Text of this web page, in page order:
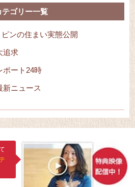
テゴリー一覧
ピンの住まい実態公開
追求
ポート24時
新ニュース